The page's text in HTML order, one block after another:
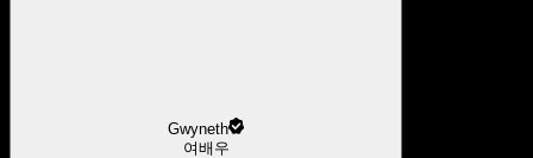
Gwyneth
여배우